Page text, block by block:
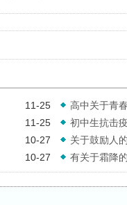
11-25
高中关于青
11-25
初中生抗击
10-27
关于鼓励人
10-27
有关于霜降